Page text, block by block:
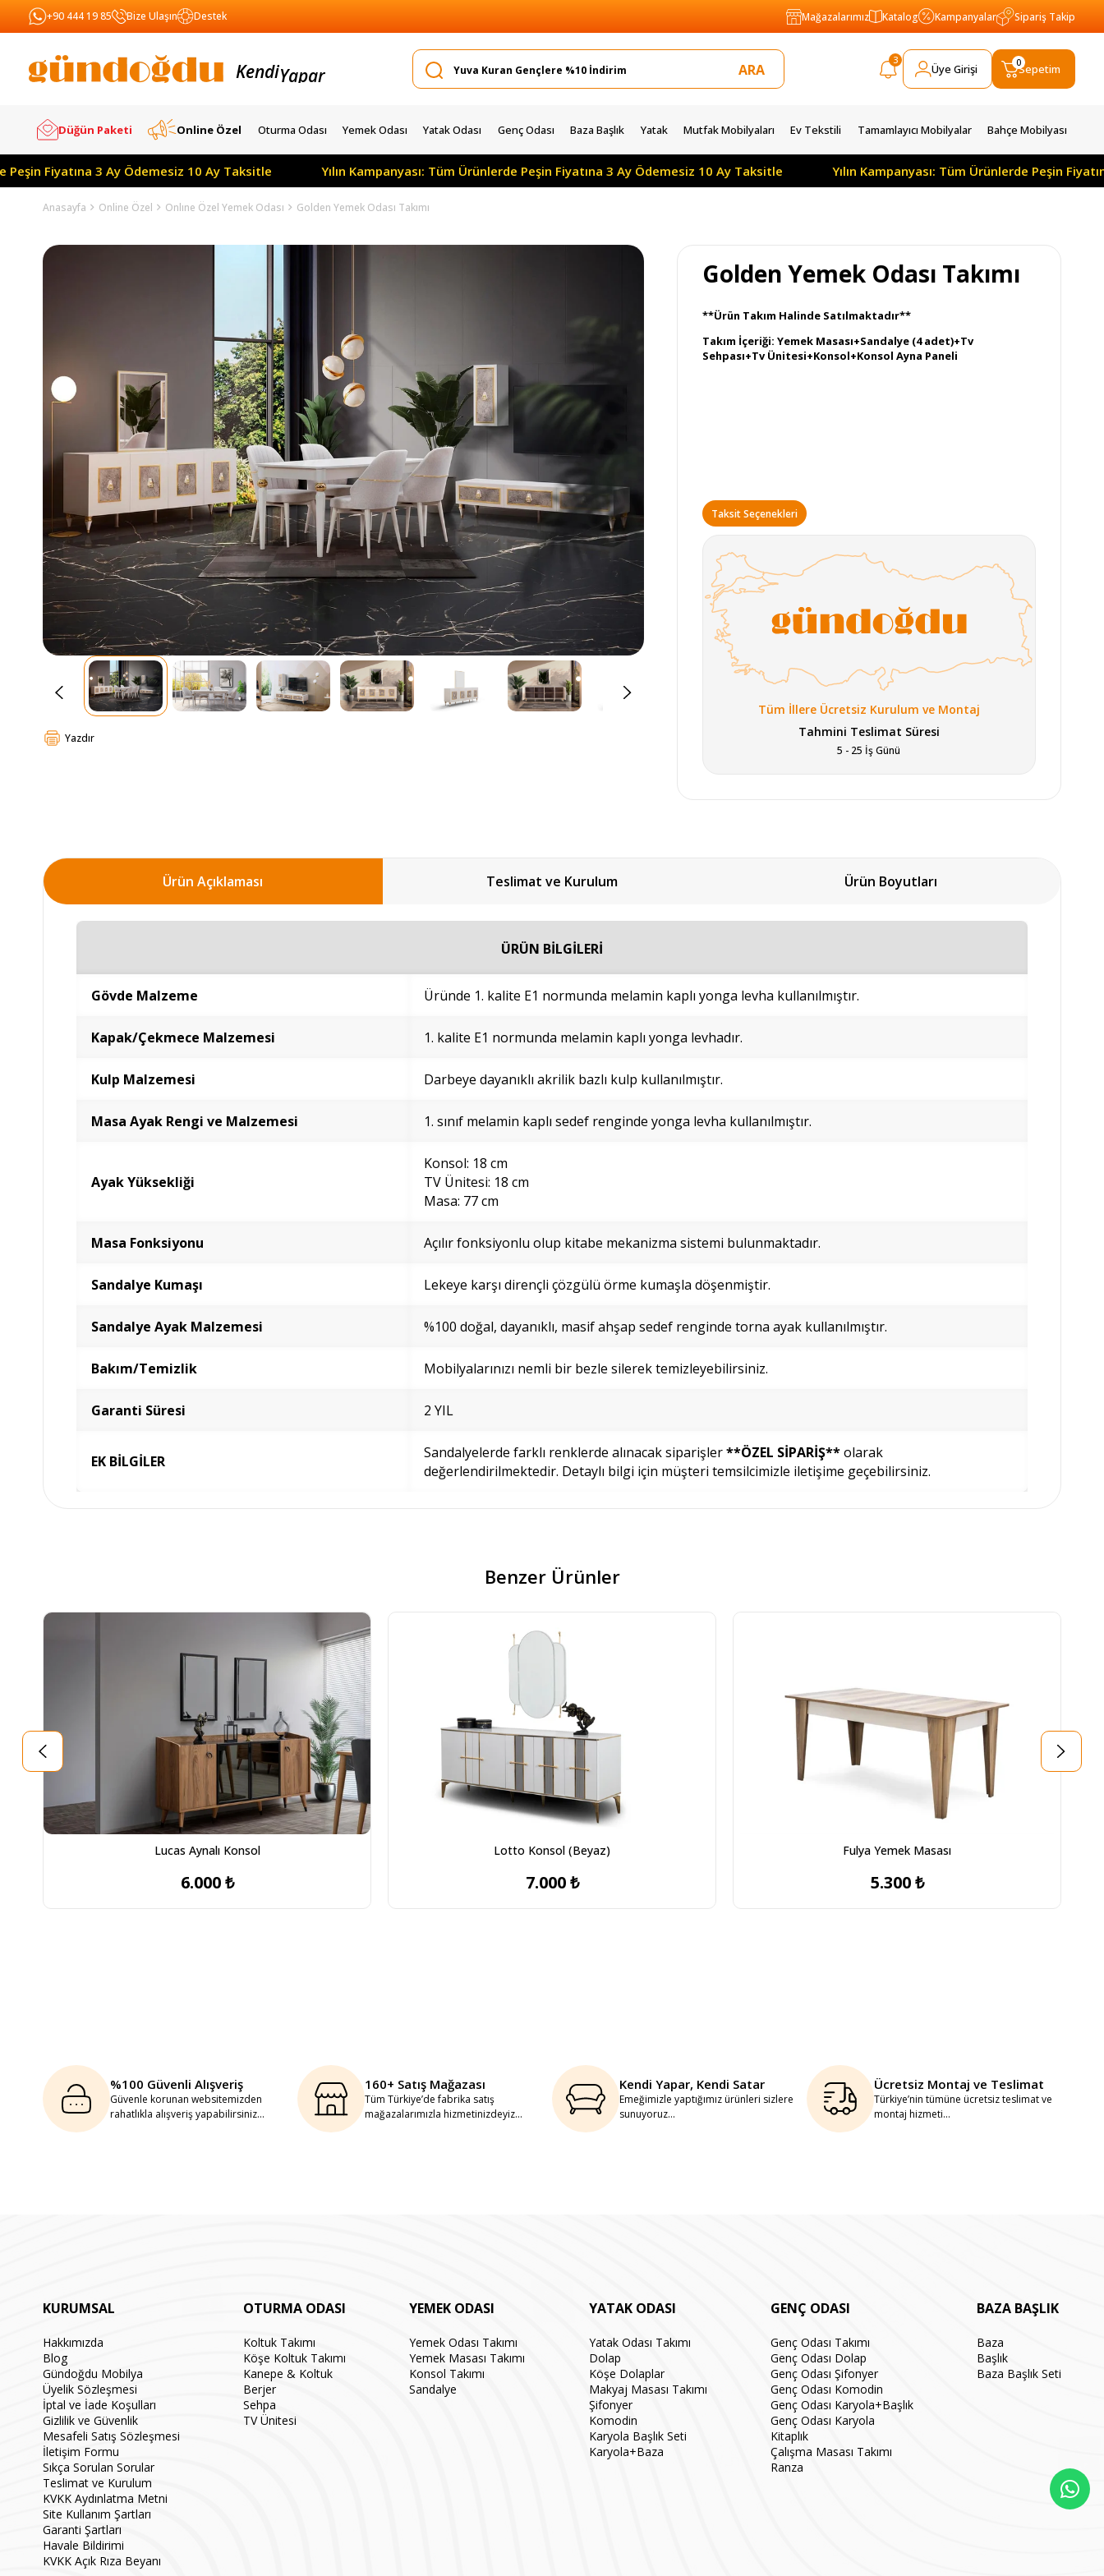
+90 444 19 85 Bize Ulaşın Destek Mağazalarımız Katalog Kampanyalar Sipariş Takip
KendiYapar
3
Üye Girişi Sepetim
0
Düğün Paketi Online Özel Oturma Odası Yemek Odası Yatak Odası Genç Odası Baza Başlık Yatak Mutfak Mobilyaları Ev Tekstili Tamamlayıcı Mobilyalar Bahçe Mobilyası
Fiyatına 3 Ay Ödemesiz 10 Ay Taksitle Yılın Kampanyası: Tüm Ürünlerde Peşin Fiyatına 3 Ay Ödemesiz 10 Ay Taksitle Yılın Kampanyası: Tüm Ürünlerde Peşin Fiyatına
Anasayfa Online Özel Onlıne Özel Yemek Odası Golden Yemek Odası Takımı
Yazdır
Golden Yemek Odası Takımı
**Ürün Takım Halinde Satılmaktadır**
Takım İçeriği: Yemek Masası+Sandalye (4 adet)+Tv
Sehpası+Tv Ünitesi+Konsol+Konsol Ayna Paneli
Taksit Seçenekleri
Tüm İllere Ücretsiz Kurulum ve Montaj
Tahmini Teslimat Süresi
5 - 25 İş Günü
Ürün Açıklaması Teslimat ve Kurulum Ürün Boyutları
ÜRÜN BİLGİLERİ
Gövde Malzeme Üründe 1. kalite E1 normunda melamin kaplı yonga levha kullanılmıştır.
Kapak/Çekmece Malzemesi 1. kalite E1 normunda melamin kaplı yonga levhadır.
Kulp Malzemesi Darbeye dayanıklı akrilik bazlı kulp kullanılmıştır.
Masa Ayak Rengi ve Malzemesi 1. sınıf melamin kaplı sedef renginde yonga levha kullanılmıştır.
Ayak Yüksekliği
Konsol: 18 cm
TV Ünitesi: 18 cm
Masa: 77 cm
Masa Fonksiyonu Açılır fonksiyonlu olup kitabe mekanizma sistemi bulunmaktadır.
Sandalye Kumaşı Lekeye karşı dirençli çözgülü örme kumaşla döşenmiştir.
Sandalye Ayak Malzemesi %100 doğal, dayanıklı, masif ahşap sedef renginde torna ayak kullanılmıştır.
Bakım/Temizlik Mobilyalarınızı nemli bir bezle silerek temizleyebilirsiniz.
Garanti Süresi 2 YIL
EK BİLGİLER Sandalyelerde farklı renklerde alınacak siparişler**ÖZEL SİPARİŞ**olarak
değerlendirilmektedir. Detaylı bilgi için müşteri temsilcimizle iletişime geçebilirsiniz.
Benzer Ürünler
Lucas Aynalı Konsol
6.000 ₺
Lotto Konsol (Beyaz)
7.000 ₺
Fulya Yemek Masası
5.300 ₺
%100 Güvenli Alışveriş
Güvenle korunan websitemizden
rahatlıkla alışveriş yapabilirsiniz...
160+ Satış Mağazası
Tüm Türkiye’de fabrika satış
mağazalarımızla hizmetinizdeyiz...
Kendi Yapar, Kendi Satar
Emeğimizle yaptığımız ürünleri sizlere
sunuyoruz...
Ücretsiz Montaj ve Teslimat
Türkiye’nin tümüne ücretsiz teslimat ve
montaj hizmeti...
KURUMSAL
Hakkımızda
Blog
Gündoğdu Mobilya
Üyelik Sözleşmesi
İptal ve İade Koşulları
Gizlilik ve Güvenlik
Mesafeli Satış Sözleşmesi
İletişim Formu
Sıkça Sorulan Sorular
Teslimat ve Kurulum
KVKK Aydınlatma Metni
Site Kullanım Şartları
Garanti Şartları
Havale Bildirimi
KVKK Açık Rıza Beyanı
OTURMA ODASI
Koltuk Takımı
Köşe Koltuk Takımı
Kanepe & Koltuk
Berjer
Sehpa
TV Ünitesi
YEMEK ODASI
Yemek Odası Takımı
Yemek Masası Takımı
Konsol Takımı
Sandalye
YATAK ODASI
Yatak Odası Takımı
Dolap
Köşe Dolaplar
Makyaj Masası Takımı
Şifonyer
Komodin
Karyola Başlık Seti
Karyola+Baza
GENÇ ODASI
Genç Odası Takımı
Genç Odası Dolap
Genç Odası Şifonyer
Genç Odası Komodin
Genç Odası Karyola+Başlık
Genç Odası Karyola
Kitaplık
Çalışma Masası Takımı
Ranza
BAZA BAŞLIK
Baza
Başlık
Baza Başlık Seti